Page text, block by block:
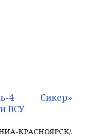
4 Сикер»
ВСУ
КРАСНОЯРСК/.